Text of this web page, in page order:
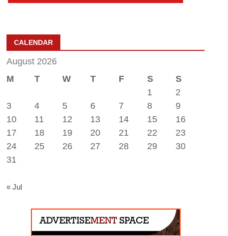
CALENDAR
August 2026
M
T W T F S
S
1
2
3
4 5 6 7 8
9
10
11 12 13 14 15
16
17
18 19 20 21 22
23
24
25 26 27 28 29
30
31
« Jul